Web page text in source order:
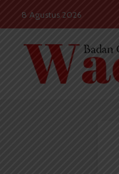
8 Agustus 2026